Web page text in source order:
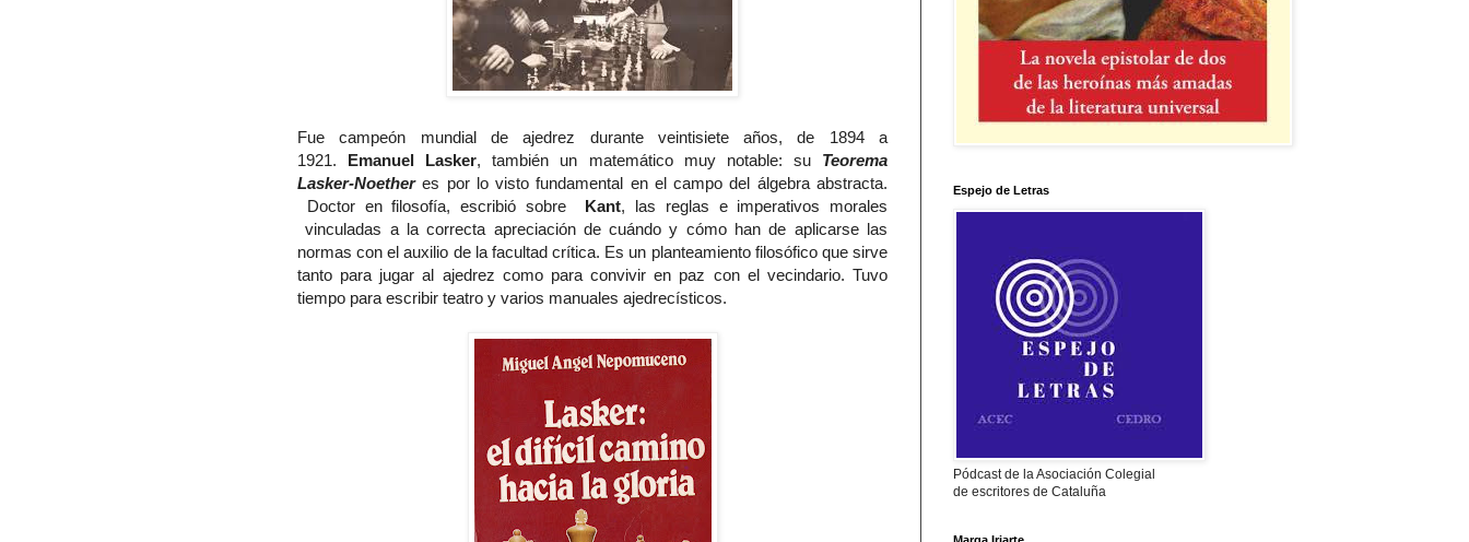
Fue campeón mundial de ajedrez durante veintisiete años, de 1894 a
1921. Emanuel Lasker, también un matemático muy notable: su Teorema
Lasker-Noetheres por lo visto fundamental en el campo del álgebra abstracta.
Doctor en filosofía, escribió sobre Kant, las reglas e imperativos morales
vinculadas a la correcta apreciación de cuándo y cómo han de aplicarse las
normas con el auxilio de la facultad crítica. Es un planteamiento filosófico que sirve
tanto para jugar al ajedrez como para convivir en paz con el vecindario. Tuvo
tiempo para escribir teatro y varios manuales ajedrecísticos.
Espejo de Letras
Pódcast de la Asociación Colegial
de escritores de Cataluña